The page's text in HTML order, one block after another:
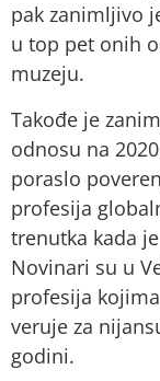
pak zanimljivo
u top pet onih
muzeju.
Takođe je
odnosu na
poraslo
profesija
trenutka kada
Novinari su u
profesija
veruje za
godini.